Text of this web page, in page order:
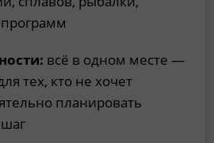
всё в одном месте —
тех, кто не хочет
планировать